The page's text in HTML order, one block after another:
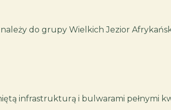
do grupy Wielkich Jezior
infrastrukturą i bulwarami pełnymi